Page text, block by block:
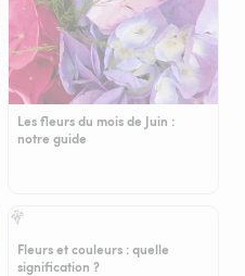
Les fleurs du mois de Juin :
notre guide
Fleurs et couleurs : quelle
signification ?